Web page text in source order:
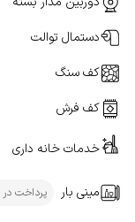
دستمال توالت
کف سنگ
کف فرش
خدمات خانه داری
مینی بار پرداخت